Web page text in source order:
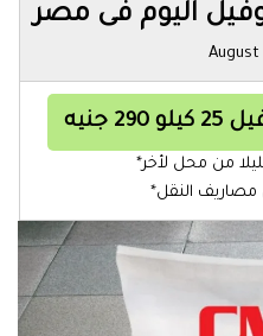
اليوم فى مصر
جنيه
من محل لأخر*
النقل*